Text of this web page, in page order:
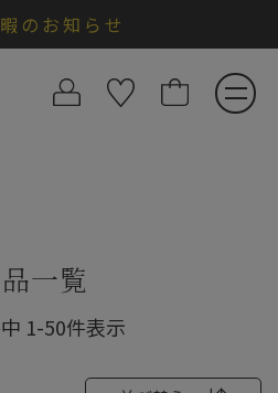
のお知らせ
一覧
1-50件表示